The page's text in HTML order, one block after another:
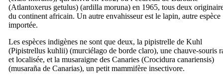
(Atlantoxerus getulus) (ardilla moruna) en 1965, tous deux
du continent africain. Un autre envahisseur est le lapin, autre espèce
importée.
Les espèces indigènes ne sont que deux, la pipistrelle de Kuhl
(Pipistrellus kuhlii) (murciélago de borde claro), une chauve-souris
et localisée, et la musaraigne des Canaries (Crocidura canariensis)
(musaraña de Canarias), un petit mammifère insectivore.